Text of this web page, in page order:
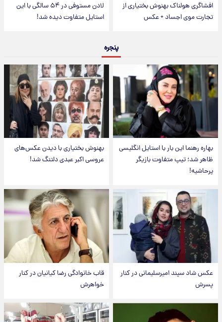
افشاگری هولناک بهنوش بختیاری از
تجارت موی اجساد + عکس
لادن مستوفی در ۵۴ سالگی با این
استایل متفاوت دیده شد!
پنجره
بهاره رهنما این بار با استایل انگلیسی
ظاهر شد؛ تیپ متفاوت بازیگر
پرحاشیه!
بهنوش بختیاری با دیدن عکس‌های
عروسی اکبر عبدی دلتنگ شد!
عکس شاد سپند امیرسلیمانی در کنار
پسرش
قاب خانوادگی رضا کیانیان در کنار
خواهرش